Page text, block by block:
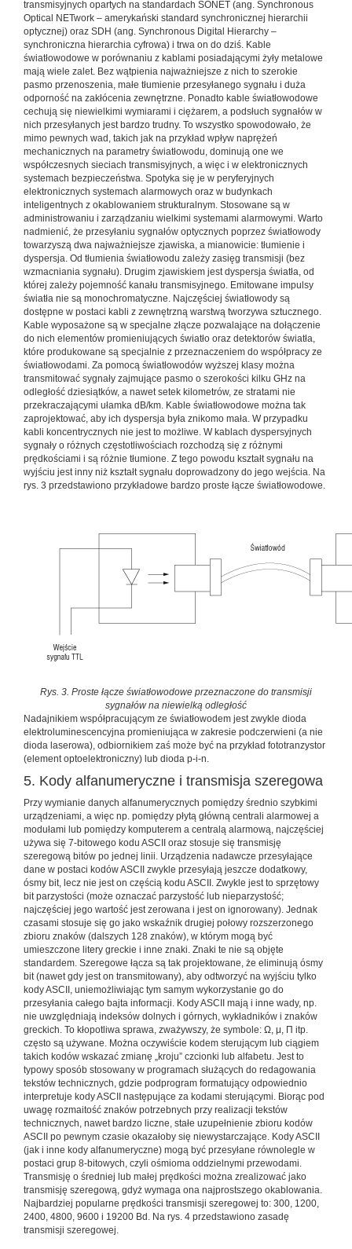
transmisyjnych opartych na standardach SONET (ang. Synchronous
Optical NETwork – amerykański standard synchronicznej hierarchii
optycznej) oraz SDH (ang. Synchronous Digital Hierarchy –
synchroniczna hierarchia cyfrowa) i trwa on do dziś. Kable
światłowodowe w porównaniu z kablami posiadającymi żyły metalowe
mają wiele zalet. Bez wątpienia najważniejsze z nich to szerokie
pasmo przenoszenia, małe tłumienie przesyłanego sygnału i duża
odporność na zakłócenia zewnętrzne. Ponadto kable światłowodowe
cechują się niewielkimi wymiarami i ciężarem, a podsłuch sygnałów w
nich przesyłanych jest bardzo trudny. To wszystko spowodowało, że
mimo pewnych wad, takich jak na przykład wpływ naprężeń
mechanicznych na parametry światłowodu, dominują one we
współczesnych sieciach transmisyjnych, a więc i w elektronicznych
systemach bezpieczeństwa. Spotyka się je w peryferyjnych
elektronicznych systemach alarmowych oraz w budynkach
inteligentnych z okablowaniem strukturalnym. Stosowane są w
administrowaniu i zarządzaniu wielkimi systemami alarmowymi. Warto
nadmienić, że przesyłaniu sygnałów optycznych poprzez światłowody
towarzyszą dwa najważniejsze zjawiska, a mianowicie: tłumienie i
dyspersja. Od tłumienia światłowodu zależy zasięg transmisji (bez
wzmacniania sygnału). Drugim zjawiskiem jest dyspersja światła, od
której zależy pojemność kanału transmisyjnego. Emitowane impulsy
światła nie są monochromatyczne. Najczęściej światłowody są
dostępne w postaci kabli z zewnętrzną warstwą tworzywa sztucznego.
Kable wyposażone są w specjalne złącze pozwalające na dołączenie
do nich elementów promieniujących światło oraz detektorów światła,
które produkowane są specjalnie z przeznaczeniem do współpracy ze
światłowodami. Za pomocą światłowodów wyższej klasy można
transmitować sygnały zajmujące pasmo o szerokości kilku GHz na
odległość dziesiątków, a nawet setek kilometrów, ze stratami nie
przekraczającymi ułamka dB/km. Kable światłowodowe można tak
zaprojektować, aby ich dyspersja była znikomo mała. W przypadku
kabli koncentrycznych nie jest to możliwe. W kablach dyspersyjnych
sygnały o różnych częstotliwościach rozchodzą się z różnymi
prędkościami i są różnie tłumione. Z tego powodu kształt sygnału na
wyjściu jest inny niż kształt sygnału doprowadzony do jego wejścia. Na
rys. 3 przedstawiono przykładowe bardzo proste łącze światłowodowe.
Rys. 3. Proste łącze światłowodowe przeznaczone do transmisji
sygnałów na niewielką odległość
Nadajnikiem współpracującym ze światłowodem jest zwykle dioda
elektroluminescencyjna promieniująca w zakresie podczerwieni (a nie
dioda laserowa), odbiornikiem zaś może być na przykład fototranzystor
(element optoelektroniczny) lub dioda p-i-n.
5. Kody alfanumeryczne i transmisja szeregowa
Przy wymianie danych alfanumerycznych pomiędzy średnio szybkimi
urządzeniami, a więc np. pomiędzy płytą główną centrali alarmowej a
modułami lub pomiędzy komputerem a centralą alarmową, najczęściej
używa się 7-bitowego kodu ASCII oraz stosuje się transmisję
szeregową bitów po jednej linii. Urządzenia nadawcze przesyłające
dane w postaci kodów ASCII zwykle przesyłają jeszcze dodatkowy,
ósmy bit, lecz nie jest on częścią kodu ASCII. Zwykle jest to sprzętowy
bit parzystości (może oznaczać parzystość lub nieparzystość;
najczęściej jego wartość jest zerowana i jest on ignorowany). Jednak
czasami stosuje się go jako wskaźnik drugiej połowy rozszerzonego
zbioru znaków (dalszych 128 znaków), w którym mogą być
umieszczone litery greckie i inne znaki. Znaki te nie są objęte
standardem. Szeregowe łącza są tak projektowane, że eliminują ósmy
bit (nawet gdy jest on transmitowany), aby odtworzyć na wyjściu tylko
kody ASCII, uniemożliwiając tym samym wykorzystanie go do
przesyłania całego bajta informacji. Kody ASCII mają i inne wady, np.
nie uwzględniają indeksów dolnych i górnych, wykładników i znaków
greckich. To kłopotliwa sprawa, zważywszy, że symbole: Ω, μ, Π itp.
często są używane. Można oczywiście kodem sterującym lub ciągiem
takich kodów wskazać zmianę „kroju” czcionki lub alfabetu. Jest to
typowy sposób stosowany w programach służących do redagowania
tekstów technicznych, gdzie podprogram formatujący odpowiednio
interpretuje kody ASCII następujące za kodami sterującymi. Biorąc pod
uwagę rozmaitość znaków potrzebnych przy realizacji tekstów
technicznych, nawet bardzo liczne, stałe uzupełnienie zbioru kodów
ASCII po pewnym czasie okazałoby się niewystarczające. Kody ASCII
(jak i inne kody alfanumeryczne) mogą być przesyłane równolegle w
postaci grup 8-bitowych, czyli ośmioma oddzielnymi przewodami.
Transmisję o średniej lub małej prędkości można zrealizować jako
transmisję szeregową, gdyż wymaga ona najprostszego okablowania.
Najbardziej popularne prędkości transmisji szeregowej to: 300, 1200,
2400, 4800, 9600 i 19200 Bd. Na rys. 4 przedstawiono zasadę
transmisji szeregowej.